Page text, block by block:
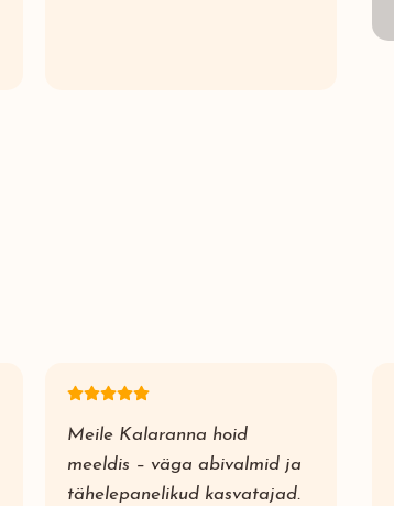
Meile Kalaranna hoid
meeldis – väga abivalmid ja
tähelepanelikud kasvatajad.